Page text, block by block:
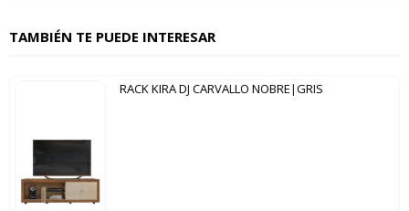
TAMBIÉN TE PUEDE INTERESAR
RACK KIRA DJ CARVALLO NOBRE|GRIS